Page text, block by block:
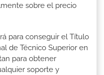
sobre el precio
para conseguir el Título
de Técnico Superior en
para obtener
soporte y